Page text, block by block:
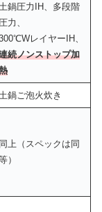
土鍋圧力IH、多段階
圧力、
レイヤーIH、
続ノンストップ加
土鍋ご泡火炊き
同上（スペックは同
）